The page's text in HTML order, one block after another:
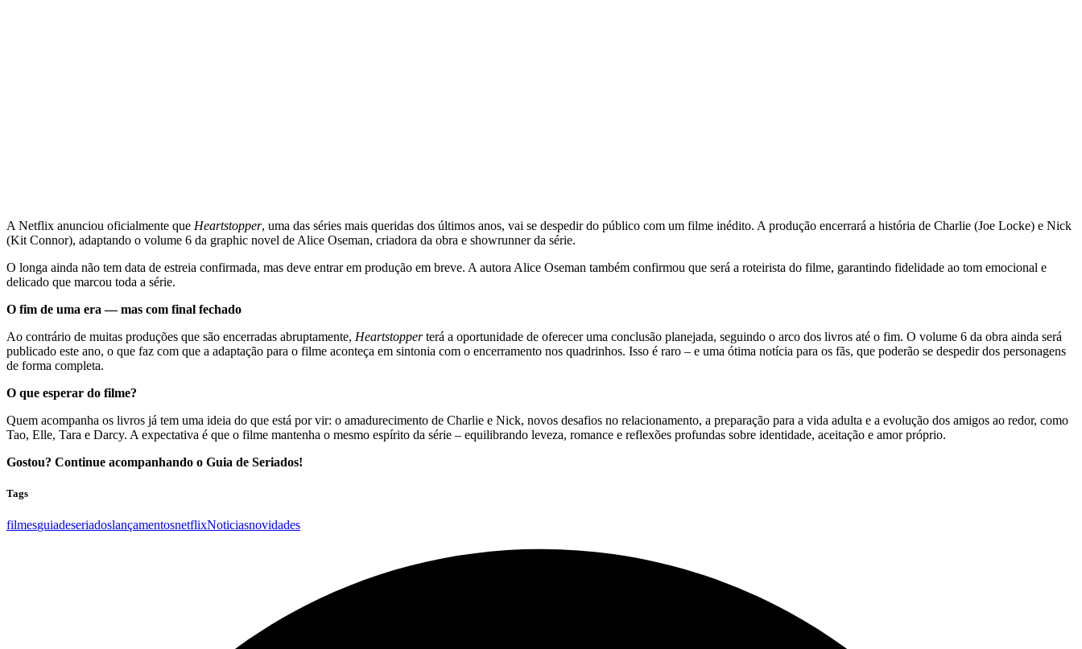
A Netflix anunciou oficialmente que Heartstopper, uma das séries mais queridas dos últimos anos, vai se despedir do público com um filme inédito. A produção encerrará a história de Charlie (Joe Locke) e Nick
(Kit Connor), adaptando o volume 6 da graphic novel de Alice Oseman, criadora da obra e showrunner da série.
O longa ainda não tem data de estreia confirmada, mas deve entrar em produção em breve. A autora Alice Oseman também confirmou que será a roteirista do filme, garantindo fidelidade ao tom emocional e
delicado que marcou toda a série.
O fim de uma era — mas com final fechado
Ao contrário de muitas produções que são encerradas abruptamente, Heartstopperterá a oportunidade de oferecer uma conclusão planejada, seguindo o arco dos livros até o fim. O volume 6 da obra ainda será
publicado este ano, o que faz com que a adaptação para o filme aconteça em sintonia com o encerramento nos quadrinhos. Isso é raro – e uma ótima notícia para os fãs, que poderão se despedir dos personagens
de forma completa.
O que esperar do filme?
Quem acompanha os livros já tem uma ideia do que está por vir: o amadurecimento de Charlie e Nick, novos desafios no relacionamento, a preparação para a vida adulta e a evolução dos amigos ao redor, como
Tao, Elle, Tara e Darcy. A expectativa é que o filme mantenha o mesmo espírito da série – equilibrando leveza, romance e reflexões profundas sobre identidade, aceitação e amor próprio.
Gostou? Continue acompanhando o Guia de Seriados!
Tags
filmesguiadeseriadoslançamentosnetflixNoticiasnovidades